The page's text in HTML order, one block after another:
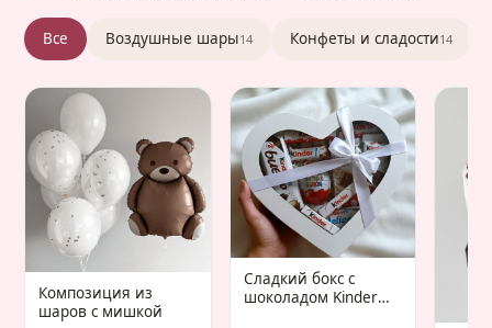
Все Воздушные шары14 Конфеты и сладости14
Композиция из
шаров с мишкой
Сладкий бокс с
шоколадом Kinder